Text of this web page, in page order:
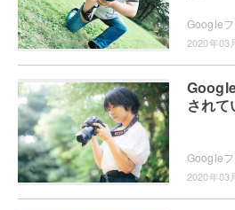
2020年03
されて
2020年03